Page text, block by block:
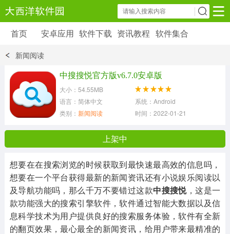
安卓应用 软件下载 资讯教程
6179 款应用
39 款应用
首页 安卓应用 软件下载 资讯教程 软件集合
新闻阅读
中搜搜悦官方版v6.7.0安卓版
大小：54.55MB
语言：简体中文
系统：Android
类别： 新闻阅读 时间：2022-01-21 10:11:39
上架中
想要在在搜索浏览的时候获取到最快速最高效的信息吗，
想要在一个平台获得最新的新闻资讯还有小说娱乐阅读以
及导航功能吗，那么千万不要错过这款中搜搜悦，这是一
款功能强大的搜索引擎软件，软件通过智能大数据以及信
息科学技术为用户提供良好的搜索服务体验，软件有全新
的翻页效果，最心最全的新闻资讯，给用户带来最精准的